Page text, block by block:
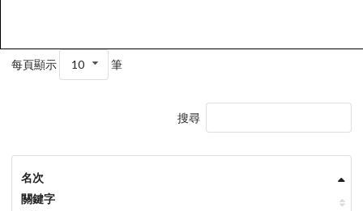
每頁顯示 10 筆
搜尋
名次
關鍵字